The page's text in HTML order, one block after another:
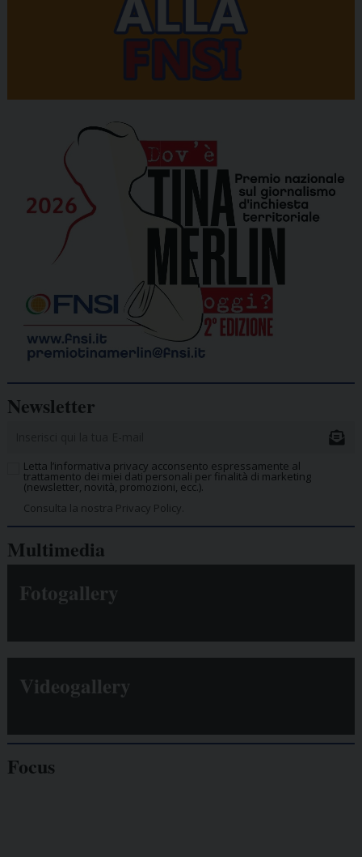
Newsletter
Letta l’informativa privacy acconsento espressamente al
trattamento dei miei dati personali per finalità di marketing
(newsletter, novità, promozioni, ecc.).
Consulta la nostra Privacy Policy.
Multimedia
Fotogallery
Videogallery
Focus